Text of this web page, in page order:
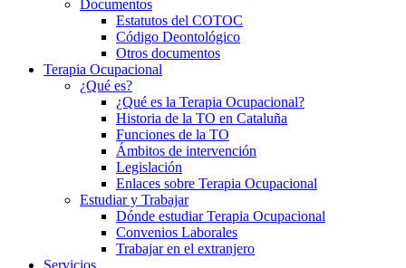
Documentos
Estatutos del COTOC
Código Deontológico
Otros documentos
Terapia Ocupacional
¿Qué es?
¿Qué es la Terapia Ocupacional?
Historia de la TO en Cataluña
Funciones de la TO
Ámbitos de intervención
Legislación
Enlaces sobre Terapia Ocupacional
Estudiar y Trabajar
Dónde estudiar Terapia Ocupacional
Convenios Laborales
Trabajar en el extranjero
Servicios